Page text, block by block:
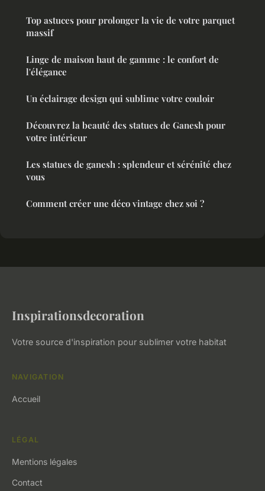
Top astuces pour prolonger la vie de votre parquet
massif
Linge de maison haut de gamme : le confort de
l'élégance
Un éclairage design qui sublime votre couloir
Découvrez la beauté des statues de Ganesh pour
votre intérieur
Les statues de ganesh : splendeur et sérénité chez
vous
Comment créer une déco vintage chez soi ?
Inspirationsdecoration
Votre source d'inspiration pour sublimer votre habitat
NAVIGATION
Accueil
LÉGAL
Mentions légales
Contact